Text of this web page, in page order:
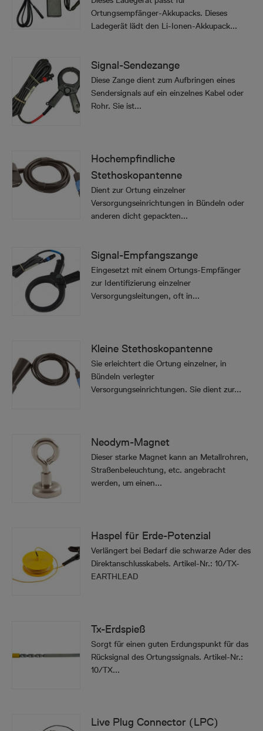
Ortungsempfänger-Akkupacks. Dieses
Ladegerät lädt den Li-Ionen-Akkupack...
Signal-Sendezange
Diese Zange dient zum Aufbringen eines
Sendersignals auf ein einzelnes Kabel oder
Rohr. Sie ist...
Hochempfindliche
Stethoskopantenne
Dient zur Ortung einzelner
Versorgungseinrichtungen in Bündeln oder
anderen dicht gepackten...
Signal-Empfangszange
Eingesetzt mit einem Ortungs-Empfänger
zur Identifizierung einzelner
Versorgungsleitungen, oft in...
Kleine Stethoskopantenne
Sie erleichtert die Ortung einzelner, in
Bündeln verlegter
Versorgungseinrichtungen. Sie dient zur...
Neodym-Magnet
Dieser starke Magnet kann an Metallrohren,
Straßenbeleuchtung, etc. angebracht
werden, um einen...
Haspel für Erde-Potenzial
Verlängert bei Bedarf die schwarze Ader des
Direktanschlusskabels. Artikel-Nr.: 10/TX-
EARTHLEAD
Tx-Erdspieß
Sorgt für einen guten Erdungspunkt für das
Rücksignal des Ortungssignals. Artikel-Nr.:
10/TX...
Live Plug Connector (LPC)